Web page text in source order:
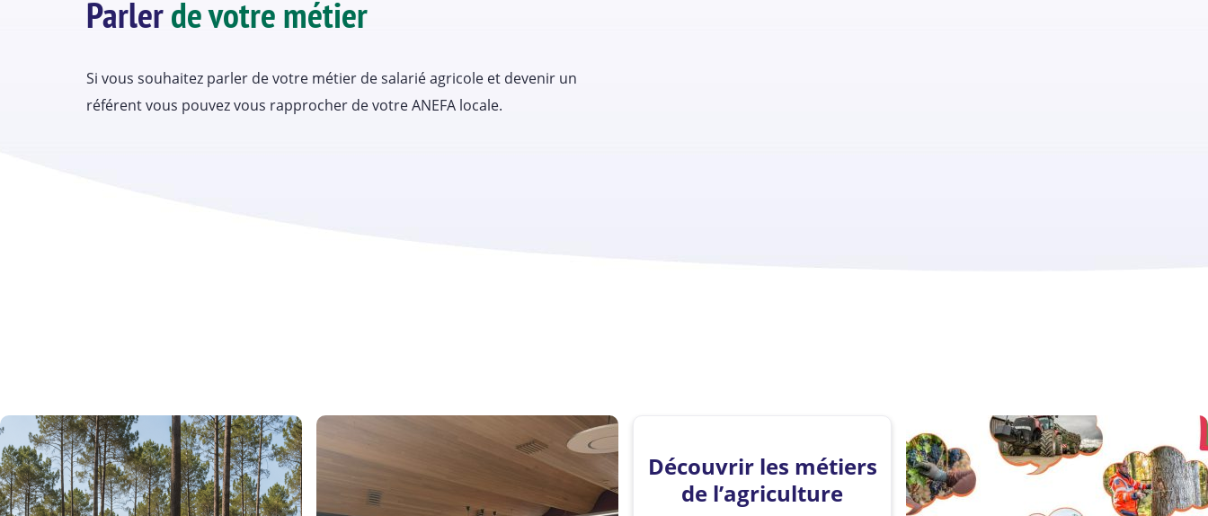
Parlerde votre métier
Si vous souhaitez parler de votre métier de salarié agricole et devenir un
référent vous pouvez vous rapprocher de votre ANEFA locale.
Découvrir les métiers
de l’agriculture